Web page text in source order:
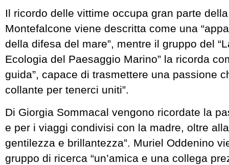
Il ricordo delle vittime occupa gran parte
Montefalcone viene descritta come una
della difesa del mare”, mentre il gruppo del
Ecologia del Paesaggio Marino” la ricorda
guida”, capace di trasmettere una passione
collante per tenerci uniti”.
Di Giorgia Sommacal vengono ricordate la
e per i viaggi condivisi con la madre, oltre
gentilezza e brillantezza”. Muriel Oddenino
gruppo di ricerca “un’amica e una collega